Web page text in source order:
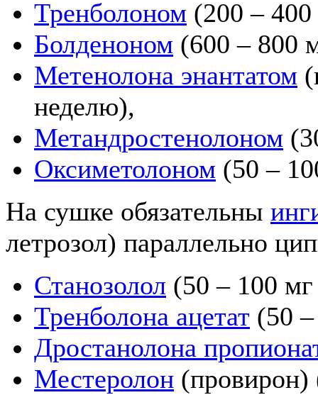
Тренболоном (200 –
Болденоном (600 – 800
Метенолона энантатом
неделю),
Метандростенолоном
Оксиметолоном (50 –
На сушке обязательны
летрозол) параллельно
Станозолол (50 – 100
Тренболона ацетат (50
Дростанолона
Местеролон (провирон)